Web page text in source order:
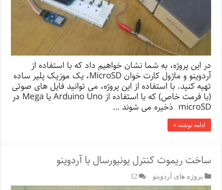
در این پروژه، به شما نشان خواهیم داد که با استفاده از
آردوینو و ماژول کارت خوان MicroSD، یک موزیک پلیر ساده
تهیه کنید. با استفاده از این پروژه، می توانید فایل های صوتی
(با فرمت خاص) که با استفاده از Arduino Uno یا Mega در
microSD ذخیره می شوند …
ادامه نوشته »
ساخت ریموت کنترل یونیورسال با آردوینو
پروژه های آردوینو 12